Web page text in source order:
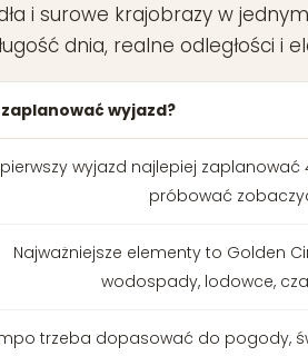
i surowe krajobrazy w
dnia, realne odległości i
wyjazd?
wyjazd najlepiej
próbować
Najważniejsze elementy to Golden
wodospady, lodowce,
trzeba dopasować do pogody,